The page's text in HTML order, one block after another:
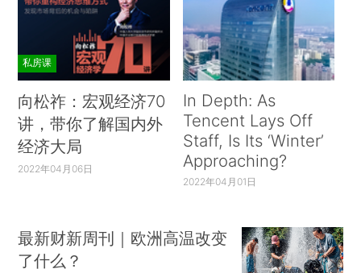
私房课
向松祚：宏观经济70
讲，带你了解国内外
经济大局
2022年04月06日
In Depth: As
Tencent Lays Off
Staff, Is Its ‘Winter’
Approaching?
2022年04月01日
最新财新周刊｜欧洲高温改变
了什么？